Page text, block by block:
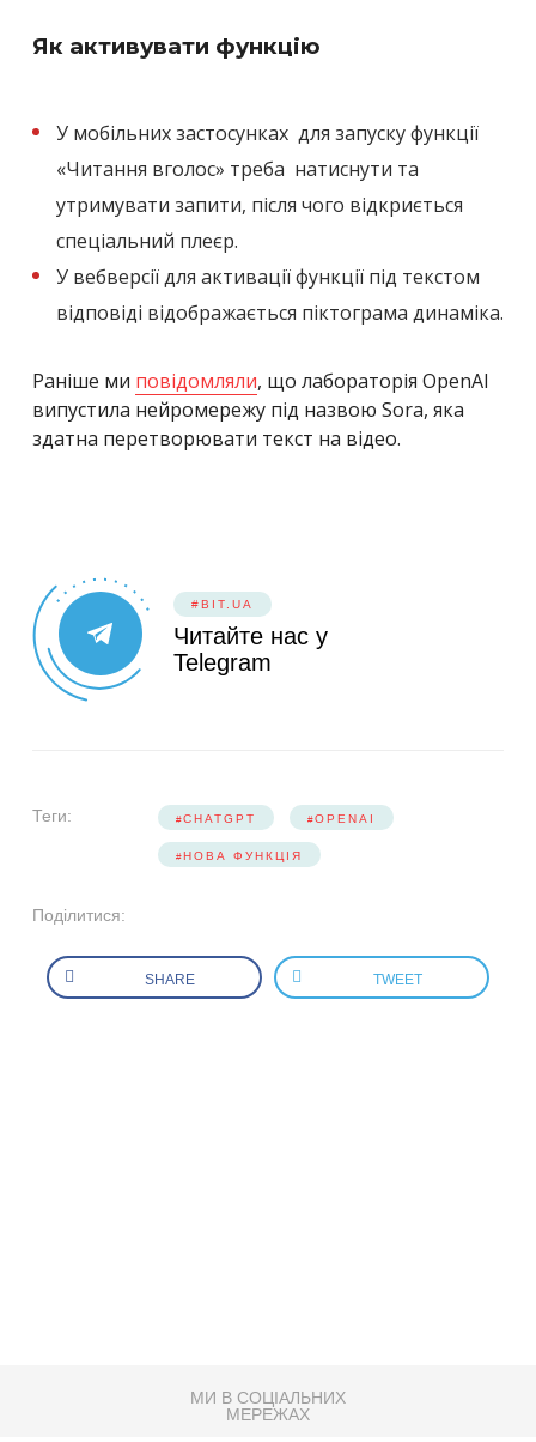
Як активувати функцію
У мобільних застосунках для запуску функції
«Читання вголос» треба натиснути та
утримувати запити, після чого відкриється
спеціальний плеєр.
У вебверсії для активації функції під текстом
відповіді відображається піктограма динаміка.
Раніше ми повідомляли, що лабораторія OpenAI
випустила нейромережу під назвою Sora, яка
здатна перетворювати текст на відео.
#BIT.UA
Читайте нас у
Telegram
Теги: CHATGPT OPENAI
НОВА ФУНКЦІЯ
Поділитися:
SHARE TWEET
МИ В СОЦІАЛЬНИХ
МЕРЕЖАХ